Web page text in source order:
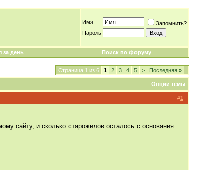
Имя
Запомнить?
Пароль
за день Поиск по форуму
Страница 1 из 6 1 2 3 4 5 > Последняя »
Опции темы
#1
сайту, и сколько старожилов осталось с основания